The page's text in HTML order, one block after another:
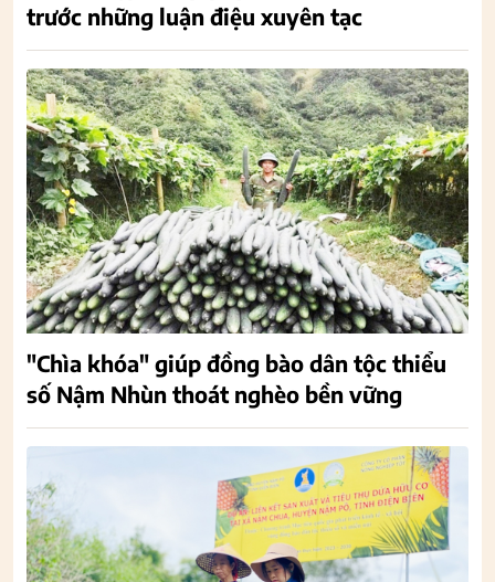
trước những luận điệu xuyên tạc
"Chìa khóa" giúp đồng bào dân tộc thiểu
số Nậm Nhùn thoát nghèo bền vững